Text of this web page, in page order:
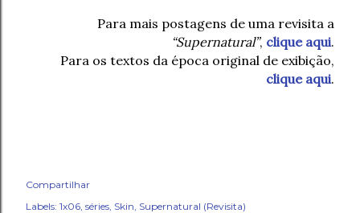
Para mais postagens de uma revisita a
“Supernatural”, clique aqui.
Para os textos da época original de exibição,
clique aqui.
Compartilhar
Labels: 1x06 séries Skin Supernatural (Revisita)